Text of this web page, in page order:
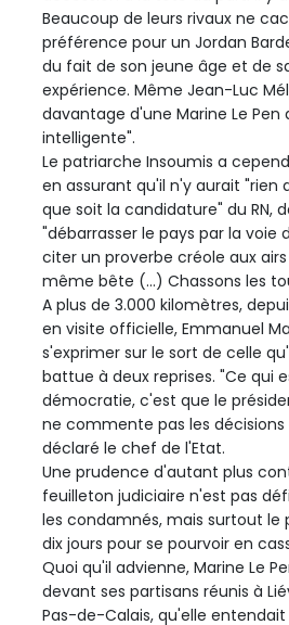
Beaucoup de leurs rivaux ne
préférence pour un Jordan
du fait de son jeune âge et de
expérience. Même Jean-Luc
davantage d'une Marine Le Pen
intelligente".
Le patriarche Insoumis a
en assurant qu'il n'y aurait "rien
que soit la candidature" du RN,
"débarrasser le pays par la voie
citer un proverbe créole aux
même bête (...) Chassons les
A plus de 3.000 kilomètres,
en visite officielle, Emmanuel
s'exprimer sur le sort de celle
battue à deux reprises. "Ce qui
démocratie, c'est que le
ne commente pas les décisions
déclaré le chef de l'Etat.
Une prudence d'autant plus
feuilleton judiciaire n'est pas
les condamnés, mais surtout le
dix jours pour se pourvoir en
Quoi qu'il advienne, Marine Le
devant ses partisans réunis à
Pas-de-Calais, qu'elle